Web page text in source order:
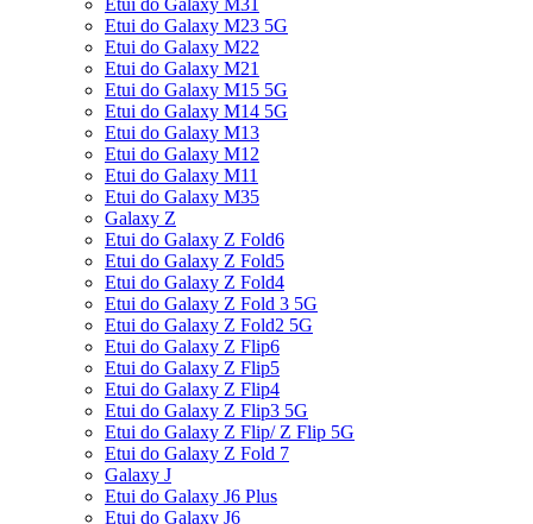
Etui do Galaxy M31
Etui do Galaxy M23 5G
Etui do Galaxy M22
Etui do Galaxy M21
Etui do Galaxy M15 5G
Etui do Galaxy M14 5G
Etui do Galaxy M13
Etui do Galaxy M12
Etui do Galaxy M11
Etui do Galaxy M35
Galaxy Z
Etui do Galaxy Z Fold6
Etui do Galaxy Z Fold5
Etui do Galaxy Z Fold4
Etui do Galaxy Z Fold 3 5G
Etui do Galaxy Z Fold2 5G
Etui do Galaxy Z Flip6
Etui do Galaxy Z Flip5
Etui do Galaxy Z Flip4
Etui do Galaxy Z Flip3 5G
Etui do Galaxy Z Flip/ Z Flip 5G
Etui do Galaxy Z Fold 7
Galaxy J
Etui do Galaxy J6 Plus
Etui do Galaxy J6